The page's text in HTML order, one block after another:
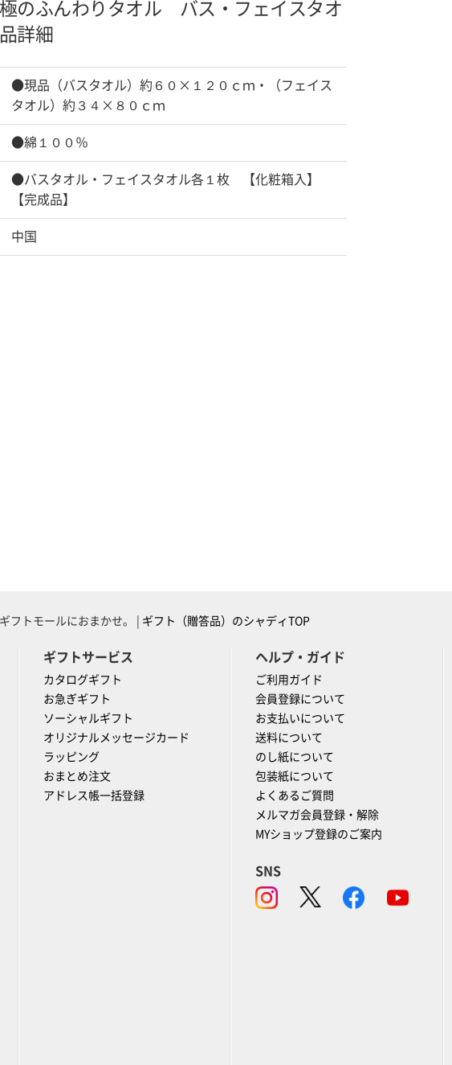
のふんわりタオル バス・フェイスタオ
詳細
●現品（バスタオル）約６０×１２０ｃｍ・（フェイス
タオル）約３４×８０ｃｍ
●綿１００％
●バスタオル・フェイスタオル各１枚 【化粧箱入】
【完成品】
中国
フトモールにおまかせ。 | ギフト（贈答品）のシャディTOP
ギフトサービス
カタログギフト
お急ぎギフト
ソーシャルギフト
オリジナルメッセージカード
ラッピング
おまとめ注文
アドレス帳一括登録
ヘルプ・ガイド
ご利用ガイド
会員登録について
お支払いについて
送料について
のし紙について
包装紙について
よくあるご質問
メルマガ会員登録・解除
MYショップ登録のご案内
SNS